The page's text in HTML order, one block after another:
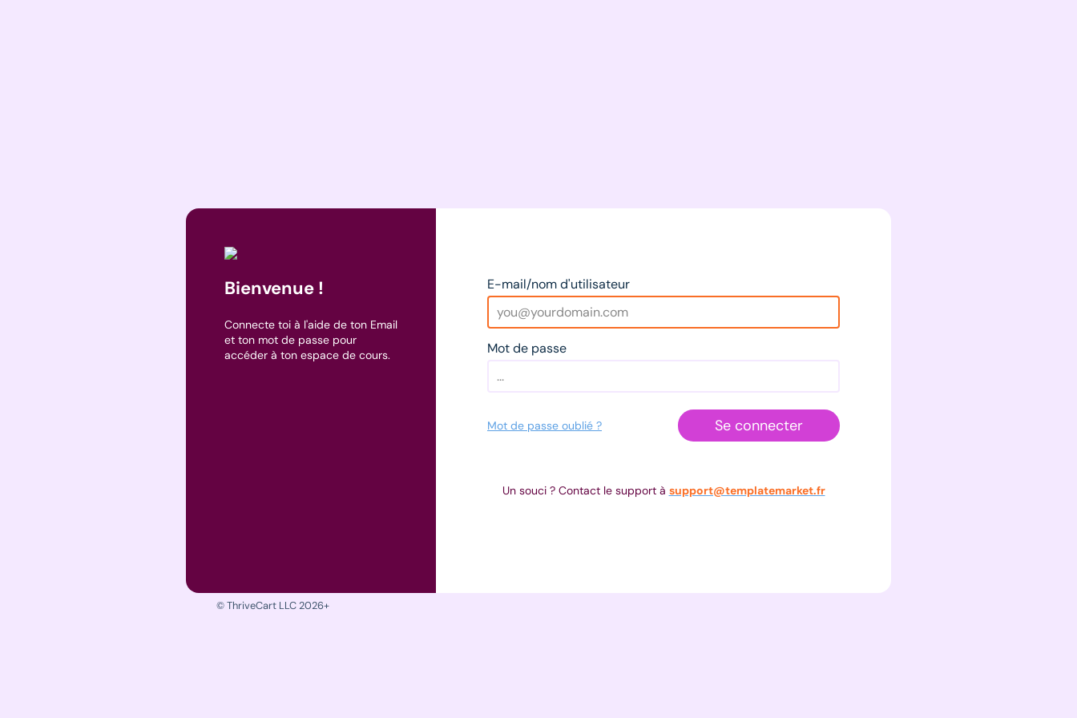
Bienvenue !
Connecte toi à l'aide de ton Email
et ton mot de passe pour
accéder à ton espace de cours.
E-mail/nom d'utilisateur
Mot de passe
Mot de passe oublié ? Se connecter
Un souci ? Contact le support à support@templatemarket.fr
© ThriveCart LLC 2026+